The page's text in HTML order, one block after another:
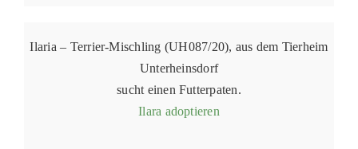
Ilaria – Terrier-Mischling (UH087/20), aus dem Tierheim
Unterheinsdorf
sucht einen Futterpaten.
Ilara adoptieren